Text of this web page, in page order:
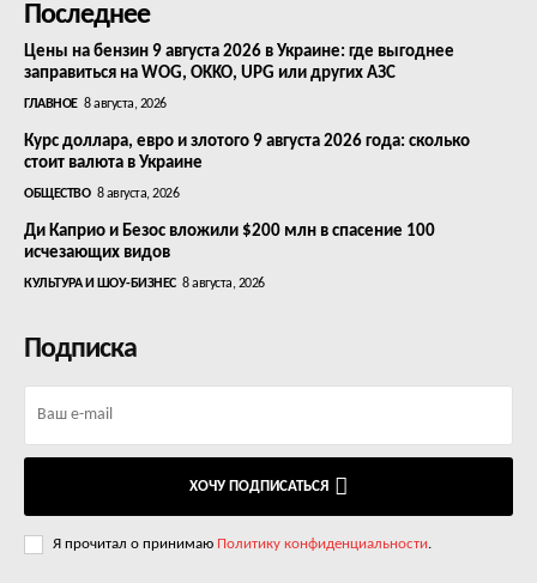
Последнее
Цены на бензин 9 августа 2026 в Украине: где выгоднее
заправиться на WOG, OKKO, UPG или других АЗС
ГЛАВНОЕ 8 августа, 2026
Курс доллара, евро и злотого 9 августа 2026 года: сколько
стоит валюта в Украине
ОБЩЕСТВО 8 августа, 2026
Ди Каприо и Безос вложили $200 млн в спасение 100
исчезающих видов
КУЛЬТУРА И ШОУ-БИЗНЕС 8 августа, 2026
Подписка
ХОЧУ ПОДПИСАТЬСЯ
Я прочитал о принимаю Политику конфиденциальности.